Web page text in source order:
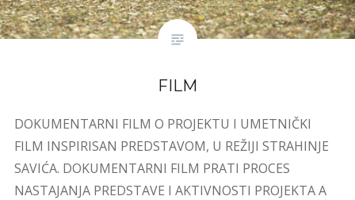
FILM
DOKUMENTARNI FILM O PROJEKTU I UMETNIČKI
FILM INSPIRISAN PREDSTAVOM, U REŽIJI STRAHINJE
SAVIĆA. DOKUMENTARNI FILM PRATI PROCES
NASTAJANJA PREDSTAVE I AKTIVNOSTI PROJEKTA A